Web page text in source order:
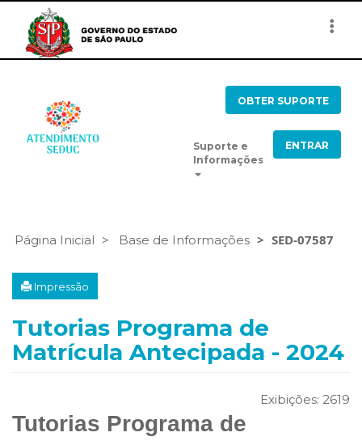
OBTER SUPORTE
Suporte e
Informações
ENTRAR
Página Inicial Base de Informações SED-07587
Impressão
Tutorias Programa de
Matrícula Antecipada - 2024
Exibições: 2619
Tutorias Programa de